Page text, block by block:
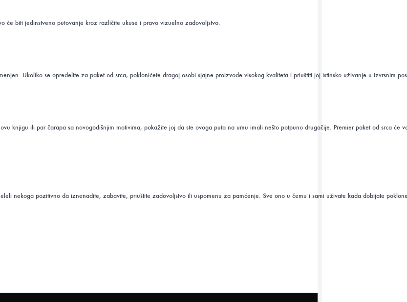
će biti jedinstveno putovanje kroz različite ukuse i pravo vizuelno zadovoljstvo.
Ukoliko se opredelite za paket od srca, poklonićete dragoj osobi sjajne proizvode visokog kvaliteta i priuštiti joj istinsko uživanje u izvrsnim
knjigu ili par čarapa sa novogodišnjim motivima, pokažite joj da ste ovoga puta na umu imali nešto potpuno drugačije. Premier paket od srca će
nekoga pozitivno da iznenadite, zabavite, priuštite zadovoljstvo ili uspomenu za pamćenje. Sve ono u čemu i sami uživate kada dobijate